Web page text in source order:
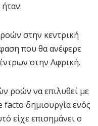
στην κεντρική
που θα ανέφερε
στην Αφρική.
ροών να επιλυθεί με
facto δημιουργία ενός
είχε επισημάνει ο